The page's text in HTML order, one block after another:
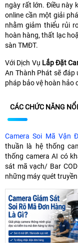
ngày rất lớn. Điều này
online cần một giải
nhằm giảm thiểu rủi
hoàn hàng, thất lạc
sàn TMĐT.
Với Dịch Vụ Lắp Đặt
An Thành Phát sẽ
pháp bảo vệ hoàn hảo
CÁC CHỨC NĂNG
Camera Soi Mã Vận
thuần là hệ thống
thống camera AI có
sát mã vạch/ Bar
những máy quét